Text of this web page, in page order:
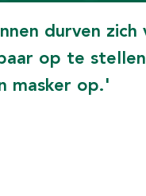
durven zich
op te
masker op.'